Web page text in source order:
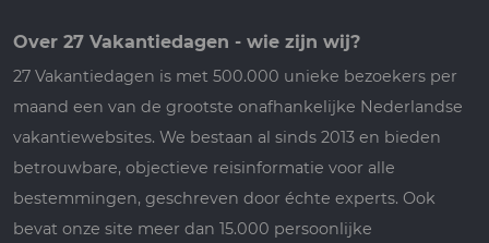
Over 27 Vakantiedagen - wie zijn wij?
27 Vakantiedagen is met 500.000 unieke bezoekers per
maand een van de grootste onafhankelijke Nederlandse
vakantiewebsites. We bestaan al sinds 2013 en bieden
betrouwbare, objectieve reisinformatie voor alle
bestemmingen, geschreven door échte experts. Ook
bevat onze site meer dan 15.000 persoonlijke